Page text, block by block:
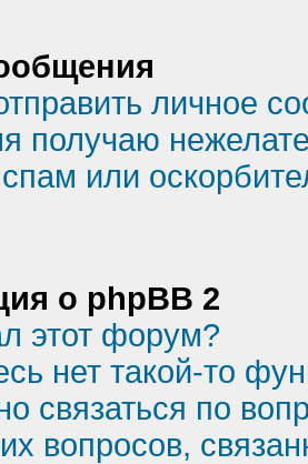
личное
получаю
или
о phpBB 2
этот форум?
нет такой-то
связаться по
вопросов,